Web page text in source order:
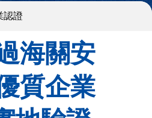
認證
海關安
質企業